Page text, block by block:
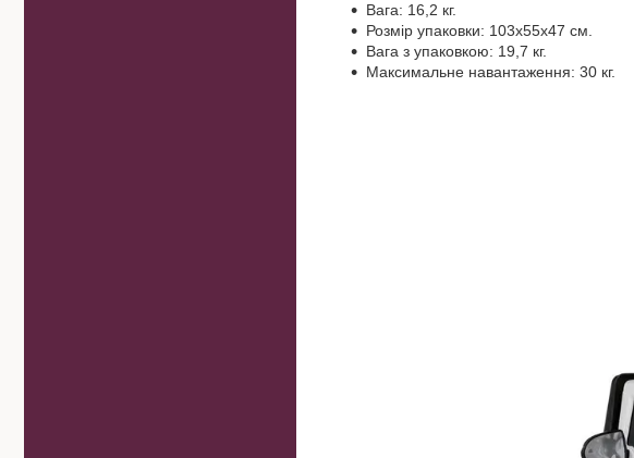
Вага: 16,2 кг.
Розмір упаковки: 103х55х47 см.
Вага з упаковкою: 19,7 кг.
Максимальне навантаження: 30 кг.